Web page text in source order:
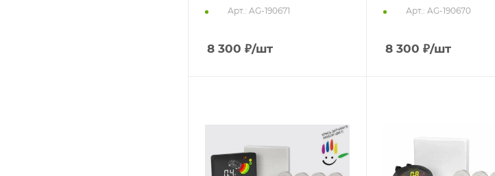
Арт.: AG-190671
8 300 ₽/шт
Арт.: AG-190670
8 300 ₽/шт